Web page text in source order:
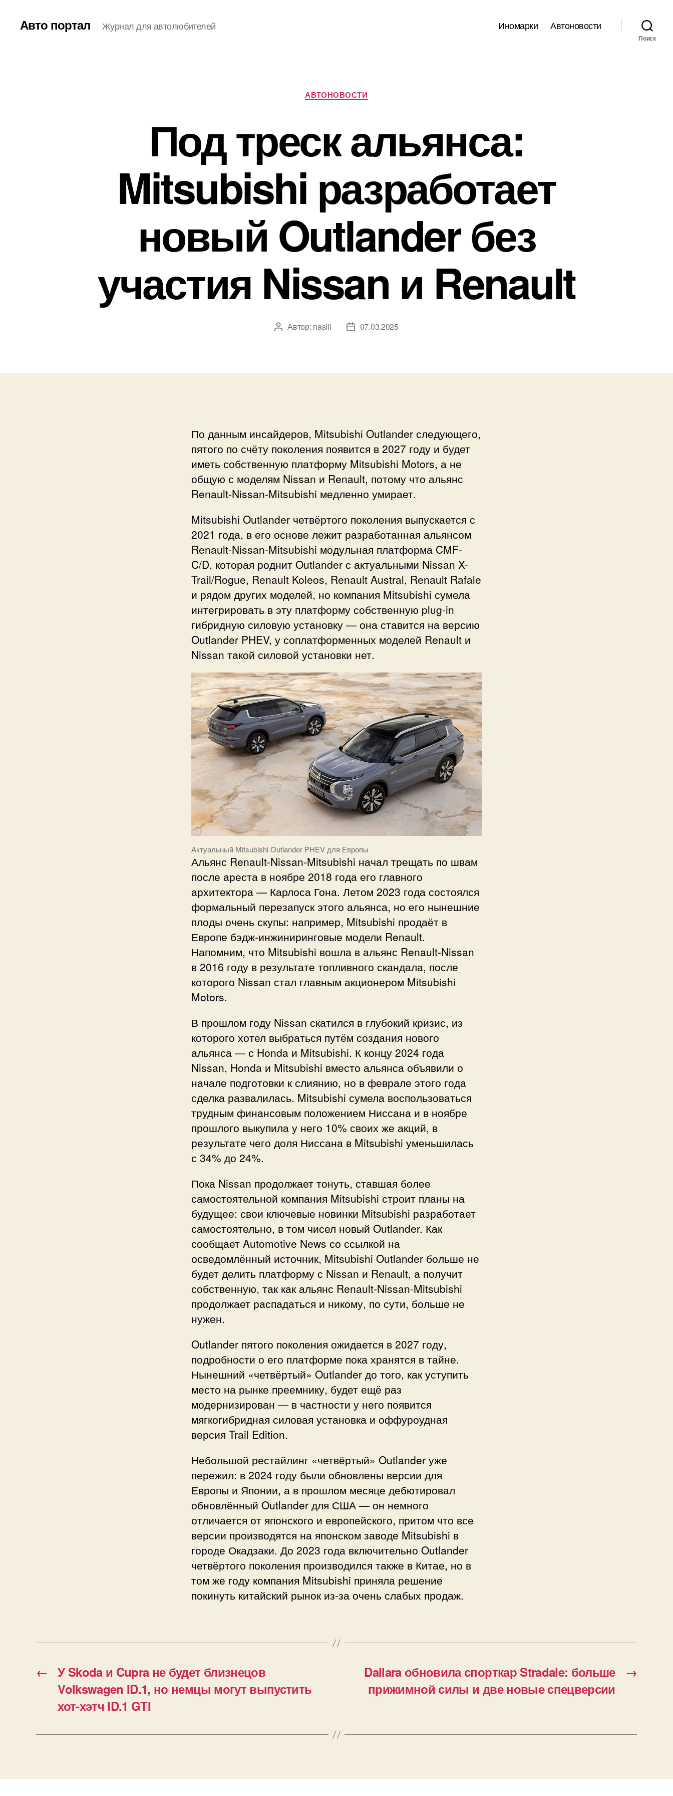
Авто портал Журнал для автолюбителей Иномарки Автоновости
Поиск
Рубрики
АВТОНОВОСТИ
Под треск альянса:
Mitsubishi разработает
новый Outlander без
участия Nissan и Renault
Автор
Автор: naslil
Дата07.03.2025
По данным инсайдеров, Mitsubishi Outlander следующего,
пятого по счёту поколения появится в 2027 году и будет
иметь собственную платформу Mitsubishi Motors, а не
общую с моделям Nissan и Renault, потому что альянс
Renault-Nissan-Mitsubishi медленно умирает.
Mitsubishi Outlander четвёртого поколения выпускается с
2021 года, в его основе лежит разработанная альянсом
Renault-Nissan-Mitsubishi модульная платформа CMF-
C/D, которая роднит Outlander с актуальными Nissan X-
Trail/Rogue, Renault Koleos, Renault Austral, Renault Rafale
и рядом других моделей, но компания Mitsubishi сумела
интегрировать в эту платформу собственную plug-in
гибридную силовую установку — она ставится на версию
Outlander PHEV, у соплатформенных моделей Renault и
Nissan такой силовой установки нет.
Актуальный Mitsubishi Outlander PHEV для Европы
Альянс Renault-Nissan-Mitsubishi начал трещать по швам
после ареста в ноябре 2018 года его главного
архитектора — Карлоса Гона. Летом 2023 года состоялся
формальный перезапуск этого альянса, но его нынешние
плоды очень скупы: например, Mitsubishi продаёт в
Европе бэдж-инжиниринговые модели Renault.
Напомним, что Mitsubishi вошла в альянс Renault-Nissan
в 2016 году в результате топливного скандала, после
которого Nissan стал главным акционером Mitsubishi
Motors.
В прошлом году Nissan скатился в глубокий кризис, из
которого хотел выбраться путём создания нового
альянса — с Honda и Mitsubishi. К концу 2024 года
Nissan, Honda и Mitsubishi вместо альянса объявили о
начале подготовки к слиянию, но в феврале этого года
сделка развалилась. Mitsubishi сумела воспользоваться
трудным финансовым положением Ниссана и в ноябре
прошлого выкупила у него 10% своих же акций, в
результате чего доля Ниссана в Mitsubishi уменьшилась
с 34% до 24%.
Пока Nissan продолжает тонуть, ставшая более
самостоятельной компания Mitsubishi строит планы на
будущее: свои ключевые новинки Mitsubishi разработает
самостоятельно, в том чисел новый Outlander. Как
сообщает Automotive News со ссылкой на
осведомлённый источник, Mitsubishi Outlander больше не
будет делить платформу с Nissan и Renault, а получит
собственную, так как альянс Renault-Nissan-Mitsubishi
продолжает распадаться и никому, по сути, больше не
нужен.
Outlander пятого поколения ожидается в 2027 году,
подробности о его платформе пока хранятся в тайне.
Нынешний «четвёртый» Outlander до того, как уступить
место на рынке преемнику, будет ещё раз
модернизирован — в частности у него появится
мягкогибридная силовая установка и оффуроудная
версия Trail Edition.
Небольшой рестайлинг «четвёртый» Outlander уже
пережил: в 2024 году были обновлены версии для
Европы и Японии, а в прошлом месяце дебютировал
обновлённый Outlander для США — он немного
отличается от японского и европейского, притом что все
версии производятся на японском заводе Mitsubishi в
городе Окадзаки. До 2023 года включительно Outlander
четвёртого поколения производился также в Китае, но в
том же году компания Mitsubishi приняла решение
покинуть китайский рынок из-за очень слабых продаж.
←
У Skoda и Cupra не будет близнецов
Volkswagen ID.1, но немцы могут выпустить
хот-хэтч ID.1 GTI
→
Dallara обновила спорткар Stradale: больше
прижимной силы и две новые спецверсии